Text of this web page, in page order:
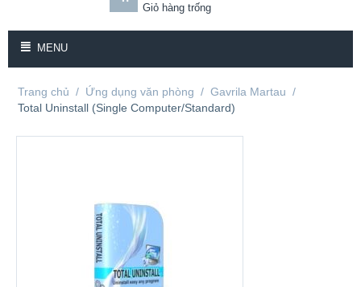
Giỏ hàng trống
MENU
Trang chủ / Ứng dụng văn phòng / Gavrila Martau /
Total Uninstall (Single Computer/Standard)